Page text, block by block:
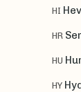
HI
HR
HU
HY